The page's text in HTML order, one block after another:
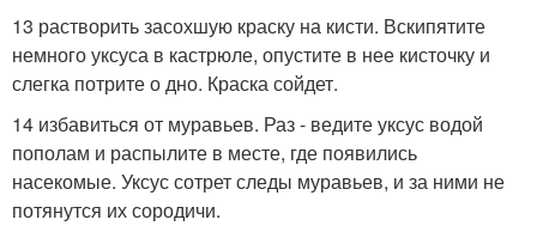
13 растворить засохшую краску на кисти. Вскипятите
немного уксуса в кастрюле, опустите в нее кисточку и
слегка потрите о дно. Краска сойдет.
14 избавиться от муравьев. Раз - ведите уксус водой
пополам и распылите в месте, где появились
насекомые. Уксус сотрет следы муравьев, и за ними не
потянутся их сородичи.